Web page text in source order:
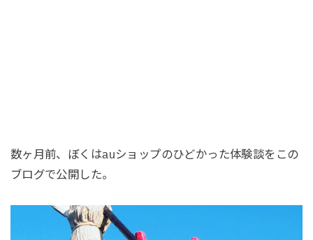
数ヶ月前、ぼくはauショップのひどかった体験談をこの
ブログで公開した。